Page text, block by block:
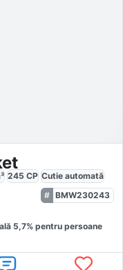
245 CP Cutie automată
BMW230243
5,7% pentru persoane